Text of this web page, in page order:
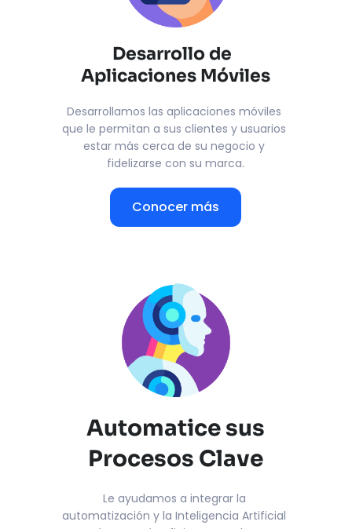
Desarrollo de
Aplicaciones Móviles
Desarrollamos las aplicaciones móviles
que le permitan a sus clientes y usuarios
estar más cerca de su negocio y
fidelizarse con su marca.
Conocer más
Automatice sus
Procesos Clave
Le ayudamos a integrar la
automatización y la Inteligencia Artificial